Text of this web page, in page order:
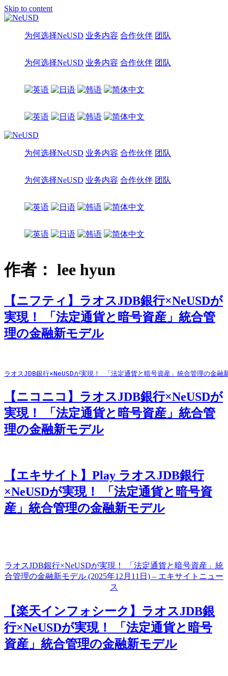
Skip to content
为何选择NeUSD 业务内容 合作伙伴 团队
为何选择NeUSD 业务内容 合作伙伴 团队
为何选择NeUSD 业务内容 合作伙伴 团队
为何选择NeUSD 业务内容 合作伙伴 团队
作者： lee hyun
【ニフティ】ラオスJDB銀行×NeUSDが
実現！ 「法定通貨と暗号資産」統合管
理の金融新モデル
ラオスJDB銀行×NeUSDが実現！ 「法定通貨と暗号資産」統合管理の金融
【ニコニコ】ラオスJDB銀行×NeUSDが
実現！ 「法定通貨と暗号資産」統合管
理の金融新モデル
【エキサイト】Play ラオスJDB銀行
×NeUSDが実現！ 「法定通貨と暗号資
産」統合管理の金融新モデル
ラオスJDB銀行×NeUSDが実現！ 「法定通貨と暗号資産」統
合管理の金融新モデル (2025年12月11日) – エキサイトニュー
ス
【楽天インフォシーク】ラオスJDB銀
行×NeUSDが実現！ 「法定通貨と暗号
資産」統合管理の金融新モデル